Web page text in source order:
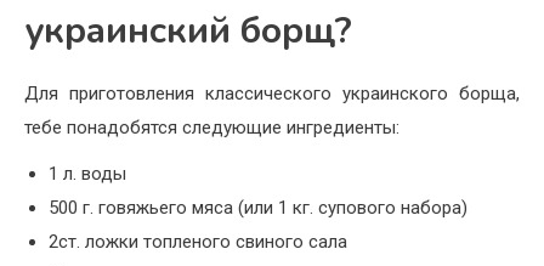
украинский борщ?
Для приготовления классического украинского борща,
тебе понадобятся следующие ингредиенты:
1 л. воды
500 г. говяжьего мяса (или 1 кг. супового набора)
2ст. ложки топленого свиного сала